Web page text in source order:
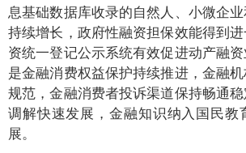
息基础数据库收录的自然人、小微企
持续增长，政府性融资担保效能得到
资统一登记公示系统有效促进动产融
是金融消费权益保护持续推进，金融
规范，金融消费者投诉渠道保持畅通
调解快速发展，金融知识纳入国民教
展。